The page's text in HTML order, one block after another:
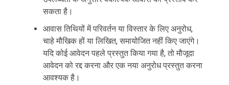
सकता है।
आवास तिथियों में परिवर्तन या विस्तार के लिए अनुरोध,
चाहे मौखिक हों या लिखित, समायोजित नहीं किए जाएंगे।
यदि कोई आवेदन पहले प्रस्तुत किया गया है, तो मौजूदा
आवेदन को रद्द करना और एक नया अनुरोध प्रस्तुत करना
आवश्यक है।